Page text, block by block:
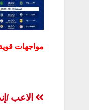
مواجهات
تصفّح
الاعب /